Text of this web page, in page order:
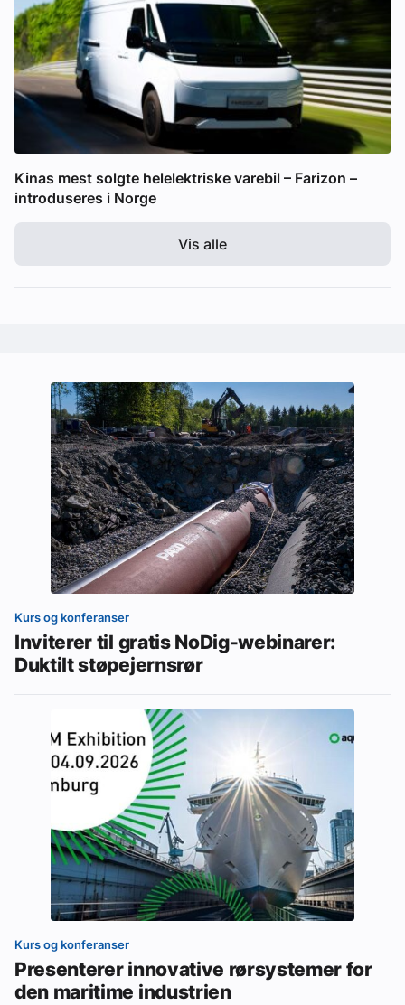
Kinas mest solgte helelektriske varebil – Farizon –
introduseres i Norge
Vis alle
Kurs og konferanser
Inviterer til gratis NoDig-webinarer:
Duktilt støpejernsrør
Kurs og konferanser
Presenterer innovative rørsystemer for
den maritime industrien